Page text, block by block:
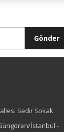
Gönder
Sedir Sokak
İstanbul -